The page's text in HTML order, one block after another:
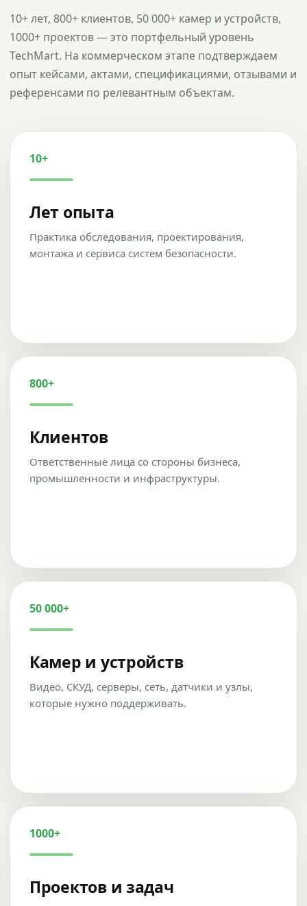
10+ лет, 800+ клиентов, 50 000+ камер и устройств,
1000+ проектов — это портфельный уровень
TechMart. На коммерческом этапе подтверждаем
опыт кейсами, актами, спецификациями, отзывами и
референсами по релевантным объектам.
10+
Лет опыта
Практика обследования, проектирования,
монтажа и сервиса систем безопасности.
800+
Клиентов
Ответственные лица со стороны бизнеса,
промышленности и инфраструктуры.
50 000+
Камер и устройств
Видео, СКУД, серверы, сеть, датчики и узлы,
которые нужно поддерживать.
1000+
Проектов и задач